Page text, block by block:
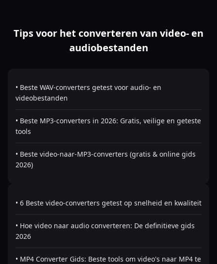
Tips voor het converteren van video- en
audiobestanden
• Beste WAV-converters getest voor audio- en
videobestanden
• Beste MP3-converters in 2026: Gratis, veilige en geteste
tools
• Beste video-naar-MP3-converters (gratis & online gids
2026)
• 6 Beste video-converters getest op snelheid en kwaliteit
• Hoe video naar audio converteren: De definitieve gids
2026
• MP4 Converter Gids: Beste tools om video's naar MP4 te